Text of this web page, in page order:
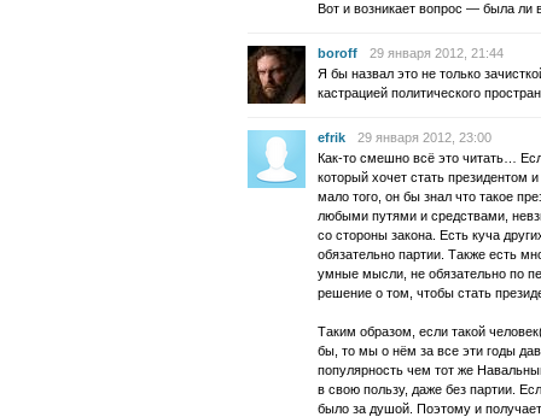
Вот и возникает вопрос — была ли
boroff
29 января 2012, 21:44
Я бы назвал это не только
кастрацией политического
efrik
29 января 2012, 23:00
Как-то смешно всё это читать…
который хочет стать президентом
мало того, он бы знал что такое
любыми путями и средствами,
со стороны закона. Есть куча
обязательно партии. Также есть
умные мысли, не обязательно по
решение о том, чтобы стать
Таким образом, если такой
бы, то мы о нём за все эти годы
популярность чем тот же
в свою пользу, даже без партии.
было за душой. Поэтому и